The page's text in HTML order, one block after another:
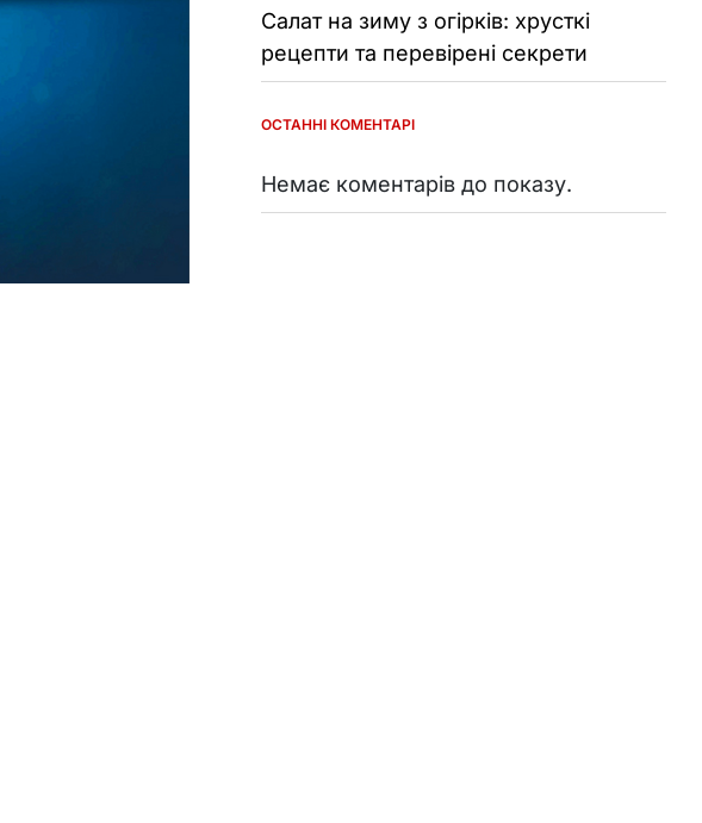
Салат на зиму з огірків: хрусткі
рецепти та перевірені секрети
ОСТАННІ КОМЕНТАРІ
Немає коментарів до показу.